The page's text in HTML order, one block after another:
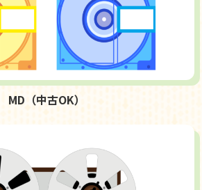
MD（中古OK）